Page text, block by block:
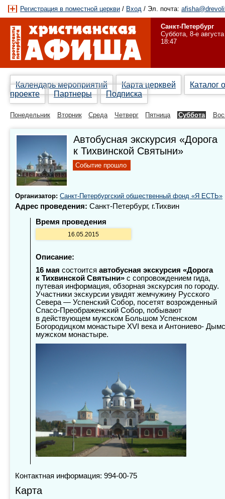
Регистрация в поместной церкви / Вход / Эл. почта:
Санкт-Петербург
Суббота, 8-е августа
18:47
Календарь мероприятий Карта церквей
Каталог
проекте
Партнеры Подписка
Понедельник Вторник Среда Четверг Пятница Суббота
Автобусная экскурсия «Дорога
к Тихвинской Святыни»
Событие прошло
Организатор: Санкт-Петербургский общественный фонд «Я ЕСТЬ»
Адрес проведения: Санкт-Петербург, г.Тихвин
Время проведения
16.05.2015
Описание:
16 мая состоится автобусная экскурсия «Дорога
к Тихвинской Святыни» с сопровождением гида,
путевая информация, обзорная экскурсия по городу.
Участники экскурсии увидят жемчужину Русского
Севера — Успенский Собор, посетят возрожденный
Спасо-Преображенский Собор, побывают
в действующем мужском Большом Успенском
Богородицком монастыре XVI века и Антониево-
мужском монастыре.
Контактная информация: 994-00-75
Карта